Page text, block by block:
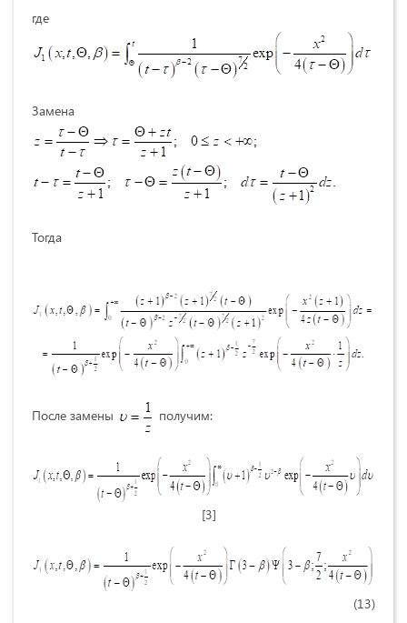
где
Замена
Тогда
После замены получим:
[3]
(13)